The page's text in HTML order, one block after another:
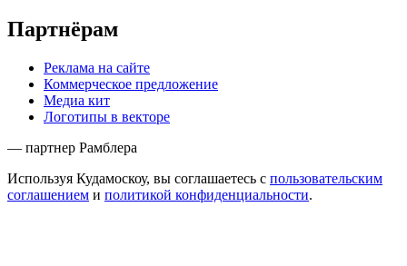
Партнёрам
Реклама на сайте
Коммерческое предложение
Медиа кит
Логотипы в векторе
— партнер Рамблера
Используя Кудамоскоу, вы соглашаетесь с пользовательским
соглашением и политикой конфиденциальности.